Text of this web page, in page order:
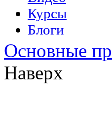
Основные
Наверх